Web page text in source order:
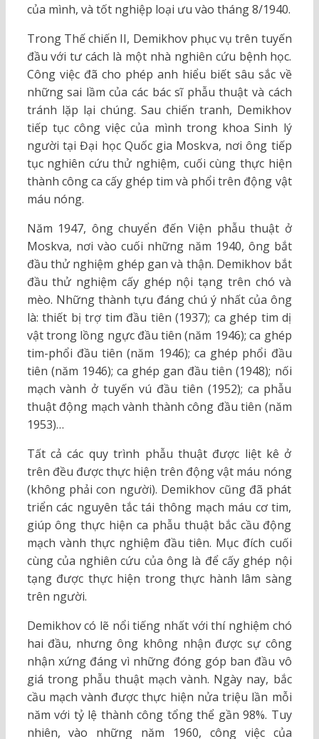
của mình, và tốt nghiệp loại ưu vào tháng 8/1940.
Trong Thế chiến II, Demikhov phục vụ trên tuyến
đầu với tư cách là một nhà nghiên cứu bệnh học.
Công việc đã cho phép anh hiểu biết sâu sắc về
những sai lầm của các bác sĩ phẫu thuật và cách
tránh lặp lại chúng. Sau chiến tranh, Demikhov
tiếp tục công việc của mình trong khoa Sinh lý
người tại Đại học Quốc gia Moskva, nơi ông tiếp
tục nghiên cứu thử nghiệm, cuối cùng thực hiện
thành công ca cấy ghép tim và phổi trên động vật
máu nóng.
Năm 1947, ông chuyển đến Viện phẫu thuật ở
Moskva, nơi vào cuối những năm 1940, ông bắt
đầu thử nghiệm ghép gan và thận. Demikhov bắt
đầu thử nghiệm cấy ghép nội tạng trên chó và
mèo. Những thành tựu đáng chú ý nhất của ông
là: thiết bị trợ tim đầu tiên (1937); ca ghép tim dị
vật trong lồng ngực đầu tiên (năm 1946); ca ghép
tim-phổi đầu tiên (năm 1946); ca ghép phổi đầu
tiên (năm 1946); ca ghép gan đầu tiên (1948); nối
mạch vành ở tuyến vú đầu tiên (1952); ca phẫu
thuật động mạch vành thành công đầu tiên (năm
1953)…
Tất cả các quy trình phẫu thuật được liệt kê ở
trên đều được thực hiện trên động vật máu nóng
(không phải con người). Demikhov cũng đã phát
triển các nguyên tắc tái thông mạch máu cơ tim,
giúp ông thực hiện ca phẫu thuật bắc cầu động
mạch vành thực nghiệm đầu tiên. Mục đích cuối
cùng của nghiên cứu của ông là để cấy ghép nội
tạng được thực hiện trong thực hành lâm sàng
trên người.
Demikhov có lẽ nổi tiếng nhất với thí nghiệm chó
hai đầu, nhưng ông không nhận được sự công
nhận xứng đáng vì những đóng góp ban đầu vô
giá trong phẫu thuật mạch vành. Ngày nay, bắc
cầu mạch vành được thực hiện nửa triệu lần mỗi
năm với tỷ lệ thành công tổng thể gần 98%. Tuy
nhiên, vào những năm 1960, công việc của